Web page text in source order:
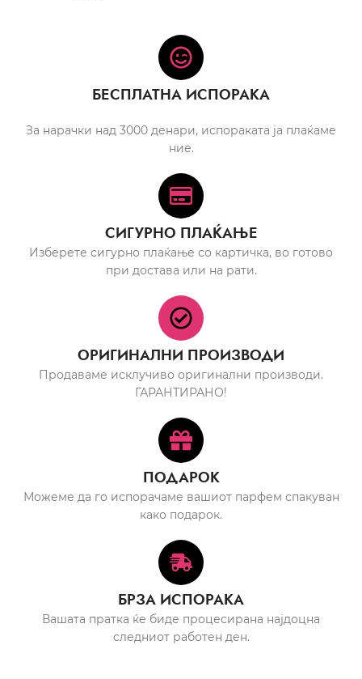
БЕСПЛАТНА ИСПОРАКА
За нарачки над 3000 денари, испораката ја плаќаме
ние.
СИГУРНО ПЛАЌАЊЕ
Изберете сигурно плаќање со картичка, во готово
при достава или на рати.
ОРИГИНАЛНИ ПРОИЗВОДИ
Продаваме исклучиво оригинални производи.
ГАРАНТИРАНО!
ПОДАРОК
Можеме да го испорачаме вашиот парфем спакуван
како подарок.
БРЗА ИСПОРАКА
Вашата пратка ќе биде процесирана најдоцна
следниот работен ден.